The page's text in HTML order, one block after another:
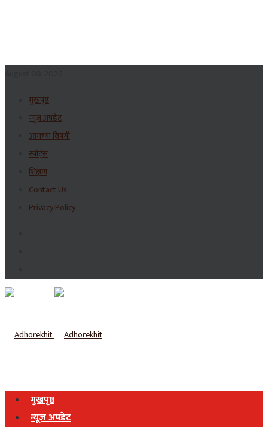
मुखपृष्ठ
न्यूज अपडेट
आमच्या विषयी
स्पोर्ट्स
शिक्षण
Contact Us
Privacy Policy
मुखपृष्ठ
न्यूज अपडेट